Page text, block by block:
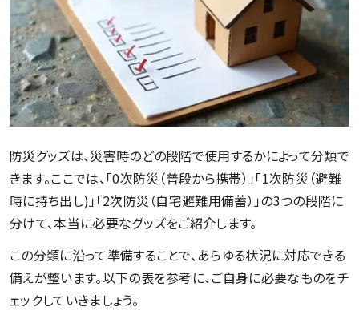
防災グッズは、災害時のどの段階で使用するかによって分類で
きます。ここでは、「0次防災（普段から携帯）」「1次防災（避難
時に持ち出し)」「2次防災（自宅避難用備蓄）」の3つの段階に
分けて、本当に必要なグッズをご紹介します。
この分類に沿って準備することで、あらゆる状況に対応できる
備えが整います。以下の表を参考に、ご自身に必要なものをチ
ェックしていきましょう。